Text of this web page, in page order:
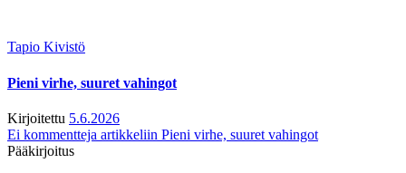
Tapio Kivistö
Pieni virhe, suuret vahingot
Kirjoitettu 5.6.2026
Ei kommentteja artikkeliin Pieni virhe, suuret vahingot
Pääkirjoitus